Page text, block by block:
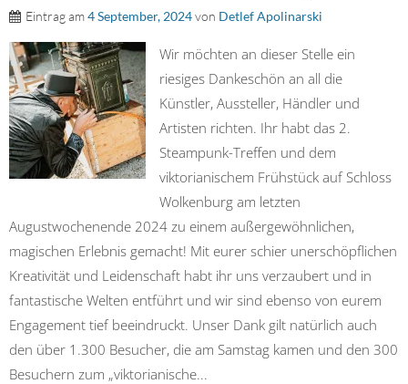
Eintrag am4 September, 2024von Detlef Apolinarski
Wir möchten an dieser Stelle ein
riesiges Dankeschön an all die
Künstler, Aussteller, Händler und
Artisten richten. Ihr habt das 2.
Steampunk-Treffen und dem
viktorianischem Frühstück auf Schloss
Wolkenburg am letzten
Augustwochenende 2024 zu einem außergewöhnlichen,
magischen Erlebnis gemacht! Mit eurer schier unerschöpflichen
Kreativität und Leidenschaft habt ihr uns verzaubert und in
fantastische Welten entführt und wir sind ebenso von eurem
Engagement tief beeindruckt. Unser Dank gilt natürlich auch
den über 1.300 Besucher, die am Samstag kamen und den 300
Besuchern zum „viktorianische...